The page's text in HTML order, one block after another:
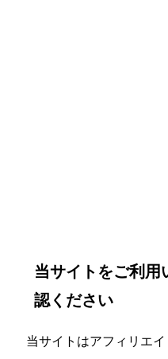
当サイトをご利用
認ください
当サイトはアフィリエ